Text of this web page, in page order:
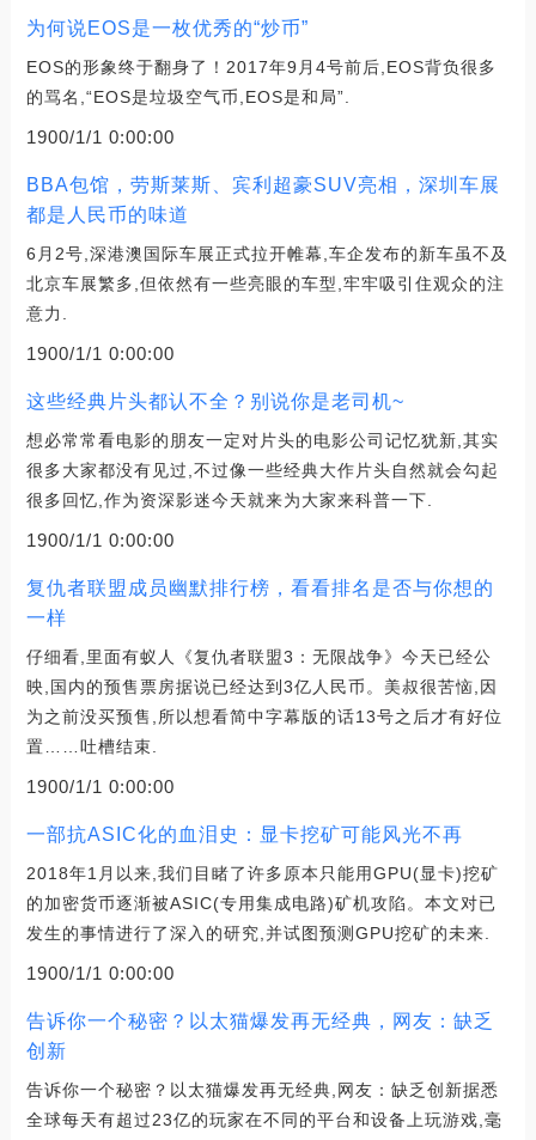
为何说EOS是一枚优秀的“炒币”
EOS的形象终于翻身了！2017年9月4号前后,EOS背负很多
的骂名,“EOS是垃圾空气币,EOS是和局”.
1900/1/1 0:00:00
BBA包馆，劳斯莱斯、宾利超豪SUV亮相，深圳车展
都是人民币的味道
6月2号,深港澳国际车展正式拉开帷幕,车企发布的新车虽不及
北京车展繁多,但依然有一些亮眼的车型,牢牢吸引住观众的注
意力.
1900/1/1 0:00:00
这些经典片头都认不全？别说你是老司机~
想必常常看电影的朋友一定对片头的电影公司记忆犹新,其实
很多大家都没有见过,不过像一些经典大作片头自然就会勾起
很多回忆,作为资深影迷今天就来为大家来科普一下.
1900/1/1 0:00:00
复仇者联盟成员幽默排行榜，看看排名是否与你想的
一样
仔细看,里面有蚁人《复仇者联盟3：无限战争》今天已经公
映,国内的预售票房据说已经达到3亿人民币。美叔很苦恼,因
为之前没买预售,所以想看简中字幕版的话13号之后才有好位
置……吐槽结束.
1900/1/1 0:00:00
一部抗ASIC化的血泪史：显卡挖矿可能风光不再
2018年1月以来,我们目睹了许多原本只能用GPU(显卡)挖矿
的加密货币逐渐被ASIC(专用集成电路)矿机攻陷。本文对已
发生的事情进行了深入的研究,并试图预测GPU挖矿的未来.
1900/1/1 0:00:00
告诉你一个秘密？以太猫爆发再无经典，网友：缺乏
创新
告诉你一个秘密？以太猫爆发再无经典,网友：缺乏创新据悉
全球每天有超过23亿的玩家在不同的平台和设备上玩游戏,毫